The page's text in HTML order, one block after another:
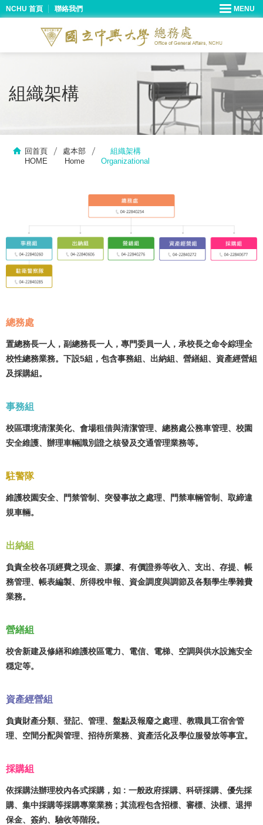
NCHU 首頁 聯絡我們
組織架構
回首頁
HOME
處本部
Home
組織架構
Organizational
總務處
置總務長一人，副總務長一人，專門委員一人，承校長之命令綜理全
校性總務業務。下設5組，包含事務組、出納組、營繕組、資產經營組
及採購組。
事務組
校區環境清潔美化、會場租借與清潔管理、總務處公務車管理、校園
安全維護、辦理車輛識別證之核發及交通管理業務等。
駐警隊
維護校園安全、門禁管制、突發事故之處理、門禁車輛管制、取締違
規車輛。
出納組
負責全校各項經費之現金、票據、有價證券等收入、支出、存提、帳
務管理、帳表編製、所得稅申報、資金調度與調節及各類學生學雜費
業務。
營繕組
校舍新建及修繕和維護校區電力、電信、電梯、空調與供水設施安全
穏定等。
資產經營組
負責財產分類、登記、管理、盤點及報廢之處理、教職員工宿舍管
理、空間分配與管理、招待所業務、資產活化及學位服發放等事宜。
採購組
依採購法辦理校內各式採購，如 : 一般政府採購、科研採購、優先採
購、集中採購等採購專業業務 ; 其流程包含招標、審標、決標、退押
保金、簽約、驗收等階段。